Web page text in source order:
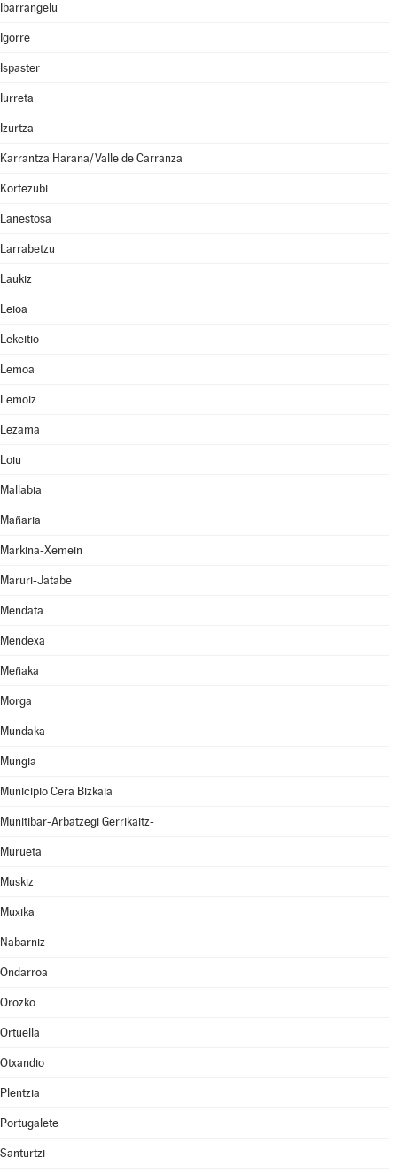
Ibarrangelu
Igorre
Ispaster
Iurreta
Izurtza
Karrantza Harana/Valle de Carranza
Kortezubi
Lanestosa
Larrabetzu
Laukiz
Leioa
Lekeitio
Lemoa
Lemoiz
Lezama
Loiu
Mallabia
Mañaria
Markina-Xemein
Maruri-Jatabe
Mendata
Mendexa
Meñaka
Morga
Mundaka
Mungia
Municipio Cera Bizkaia
Munitibar-Arbatzegi Gerrikaitz-
Murueta
Muskiz
Muxika
Nabarniz
Ondarroa
Orozko
Ortuella
Otxandio
Plentzia
Portugalete
Santurtzi